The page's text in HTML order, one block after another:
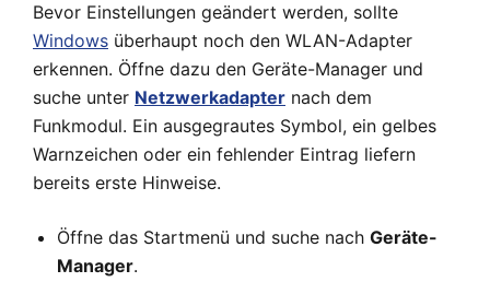
Bevor Einstellungen geändert werden, sollte
Windows überhaupt noch den WLAN-Adapter
erkennen. Öffne dazu den Geräte-Manager und
suche unter Netzwerkadapter nach dem
Funkmodul. Ein ausgegrautes Symbol, ein gelbes
Warnzeichen oder ein fehlender Eintrag liefern
bereits erste Hinweise.
Öffne das Startmenü und suche nachGeräte-
Manager.